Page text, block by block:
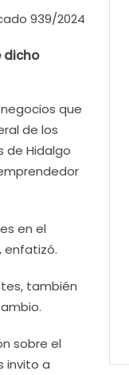
939/2024
dicho
que
de los
de Hidalgo
en el
enfatizó.
también
sobre el
invito a